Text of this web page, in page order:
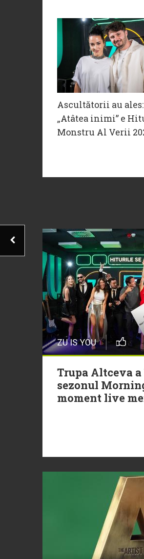
Ascultătorii au ales:
„Atâtea inimi” e
Monstru Al Verii
ZU IS YOU
Trupa Altceva
sezonul
moment live